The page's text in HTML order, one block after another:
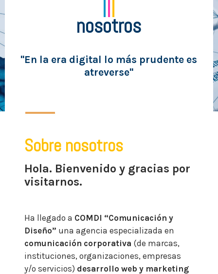
nosotros
"En la era digital lo más prudente es
atreverse"
Sobre nosotros
Hola. Bienvenido y gracias por
visitarnos.
Ha llegado a COMDI “Comunicación y
Diseño” una agencia especializada en
comunicación corporativa (de marcas,
instituciones, organizaciones, empresas
y/o servicios) desarrollo web y marketing